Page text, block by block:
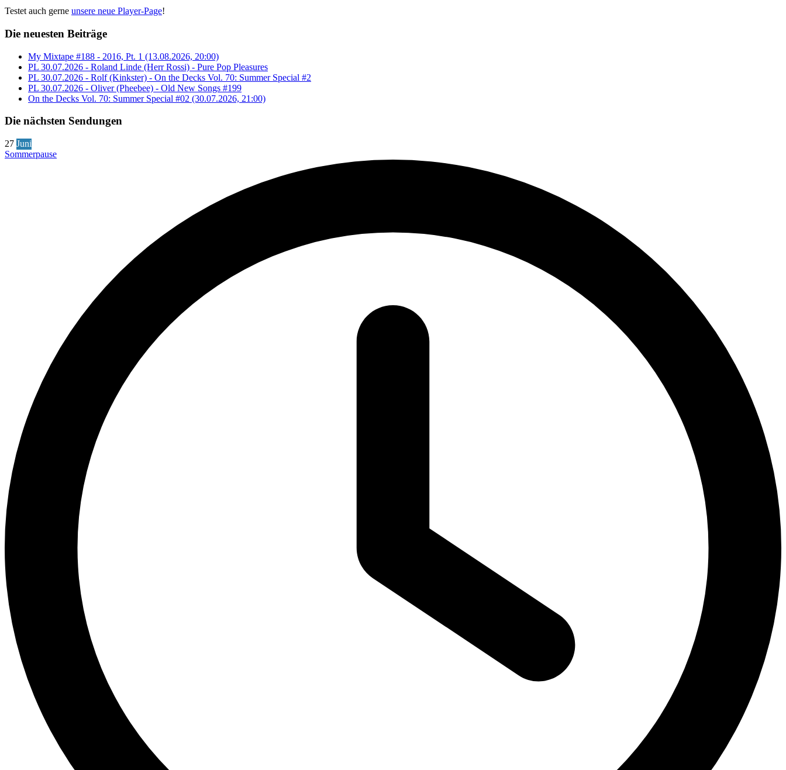
Testet auch gerne unsere neue Player-Page!
Die neuesten Beiträge
My Mixtape #188 - 2016, Pt. 1 (13.08.2026, 20:00)
PL 30.07.2026 - Roland Linde (Herr Rossi) - Pure Pop Pleasures
PL 30.07.2026 - Rolf (Kinkster) - On the Decks Vol. 70: Summer Special #2
PL 30.07.2026 - Oliver (Pheebee) - Old New Songs #199
On the Decks Vol. 70: Summer Special #02 (30.07.2026, 21:00)
Die nächsten Sendungen
27 Juni
Sommerpause